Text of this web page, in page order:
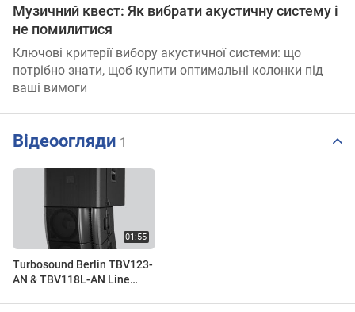
Музичний квест: Як вибрати акустичну систему і
не помилитися
Ключові критерії вибору акустичної системи: що
потрібно знати, щоб купити оптимальні колонки під
ваші вимоги
Відеоогляди 1
Turbosound Berlin TBV123-
AN & TBV118L-AN Line